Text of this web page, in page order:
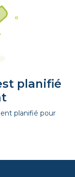
planifié
planifié pour